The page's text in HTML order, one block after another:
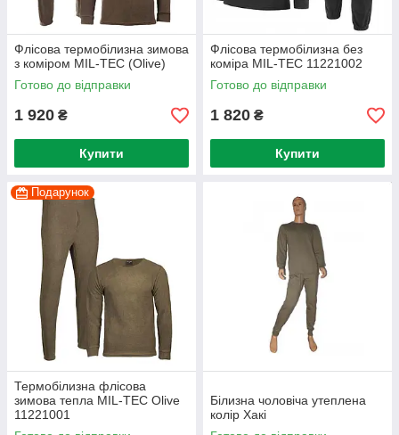
Флісова термобілизна зимова
з коміром MIL-TEC (Olive)
Готово до відправки
1 920 ₴
Купити
Флісова термобілизна без
коміра MIL-TEC 11221002
Готово до відправки
1 820 ₴
Купити
Подарунок
Термобілизна флісова
зимова тепла MIL-TEC Olive
11221001
Білизна чоловіча утеплена
колір Хакі